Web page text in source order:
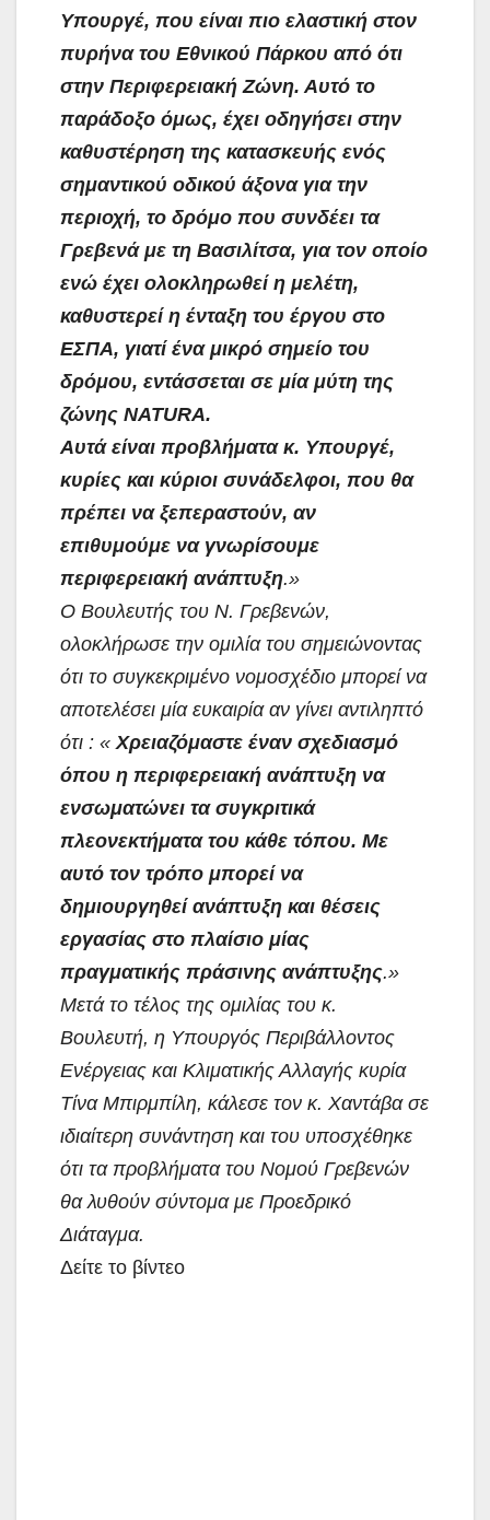
Υπουργέ, που είναι πιο ελαστική στον
πυρήνα του Εθνικού Πάρκου από ότι
στην Περιφερειακή Ζώνη. Αυτό το
παράδοξο όμως, έχει οδηγήσει στην
καθυστέρηση της κατασκευής ενός
σημαντικού οδικού άξονα για την
περιοχή, το δρόμο που συνδέει τα
Γρεβενά με τη Βασιλίτσα, για τον οποίο
ενώ έχει ολοκληρωθεί η μελέτη,
καθυστερεί η ένταξη του έργου στο
ΕΣΠΑ, γιατί ένα μικρό σημείο του
δρόμου, εντάσσεται σε μία μύτη της
ζώνης NATURA.
Αυτά είναι προβλήματα κ. Υπουργέ,
κυρίες και κύριοι συνάδελφοι, που θα
πρέπει να ξεπεραστούν, αν
επιθυμούμε να γνωρίσουμε
περιφερειακή ανάπτυξη.»
Ο Βουλευτής του Ν. Γρεβενών,
ολοκλήρωσε την ομιλία του σημειώνοντας
ότι το συγκεκριμένο νομοσχέδιο μπορεί να
αποτελέσει μία ευκαιρία αν γίνει αντιληπτό
ότι : « Χρειαζόμαστε έναν σχεδιασμό
όπου η περιφερειακή ανάπτυξη να
ενσωματώνει τα συγκριτικά
πλεονεκτήματα του κάθε τόπου. Με
αυτό τον τρόπο μπορεί να
δημιουργηθεί ανάπτυξη και θέσεις
εργασίας στο πλαίσιο μίας
πραγματικής πράσινης ανάπτυξης.»
Μετά το τέλος της ομιλίας του κ.
Βουλευτή, η Υπουργός Περιβάλλοντος
Ενέργειας και Κλιματικής Αλλαγής κυρία
Τίνα Μπιρμπίλη, κάλεσε τον κ. Χαντάβα σε
ιδιαίτερη συνάντηση και του υποσχέθηκε
ότι τα προβλήματα του Νομού Γρεβενών
θα λυθούν σύντομα με Προεδρικό
Διάταγμα.
Δείτε το βίντεο